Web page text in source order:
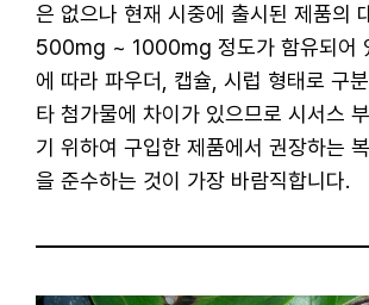
은 없으나 현재 시중에 출시된 제품의
500mg ~ 1000mg 정도가 함유되어
에 따라 파우더, 캡슐, 시럽 형태로 구
타 첨가물에 차이가 있으므로 시서스
기 위하여 구입한 제품에서 권장하는
을 준수하는 것이 가장 바람직합니다.